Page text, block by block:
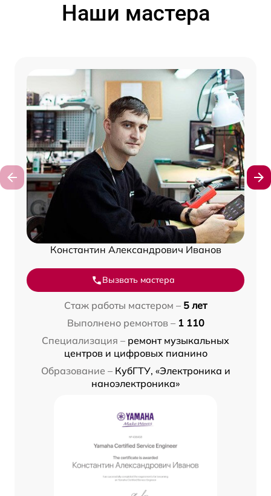
Наши мастера
Константин Александрович Иванов
Вызвать мастера
Стаж работы мастером – 5 лет
Выполнено ремонтов – 1 110
Специализация – ремонт музыкальных
центров и цифровых пианино
Образование – КубГТУ, «Электроника и
наноэлектроника»